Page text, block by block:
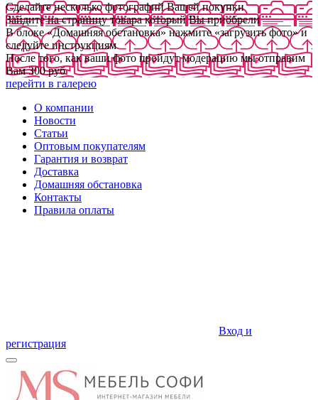
Сделайте несколько фотографий Вашей покупки
Зайдите на страницу товара который Вы приобрели
В блоке «Домашняя обстановка» нажмите «загрузить фото» и
следуйте инструкциям
После того, как ваши фото пройдут модерацию мы отправим
Вам 300 руб
перейти в галерею
О компании
Новости
Статьи
Оптовым покупателям
Гарантия и возврат
Доставка
Домашняя обстановка
Контакты
Правила оплаты
Вход и
регистрация